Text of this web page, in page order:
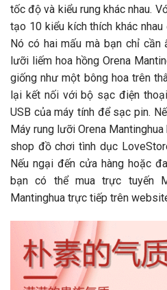
tốc độ và kiểu rung khác nhau.
tạo 10 kiểu kích thích khác
Nó có hai mấu mà bạn chỉ cần
lưỡi liếm hoa hồng Orena
giống như một bông hoa trên
lại kết nối với bộ sạc điện
USB của máy tính để sạc pin.
Máy rung lưỡi Orena
shop đồ chơi tình dục
Nếu ngại đến cửa hàng hoặc
bạn có thể mua trực tuyến
Mantinghua trực tiếp trên